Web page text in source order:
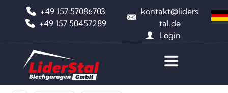
+49 157 57086703
+49 157 50457289
kontakt@liders
tal.de
Login